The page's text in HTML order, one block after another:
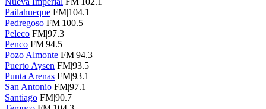
Pailahueque FM|104.1
Pedregoso FM|100.5
Peleco FM|97.3
Penco FM|94.5
Pozo Almonte FM|94.3
Puerto Aysen FM|93.5
Punta Arenas FM|93.1
San Antonio FM|97.1
Santiago FM|90.7